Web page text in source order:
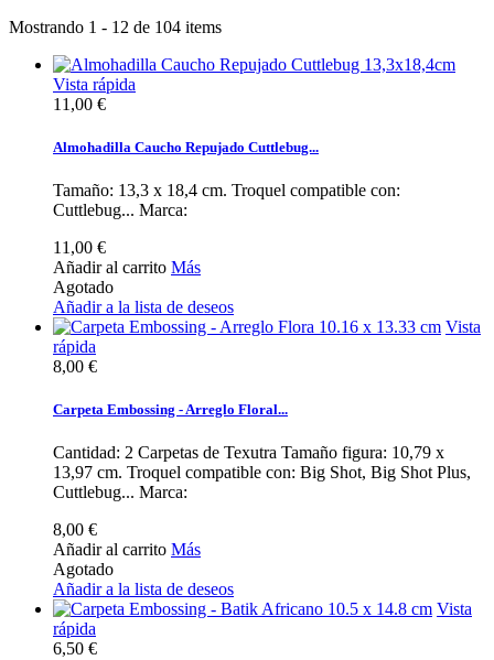
Mostrando 1 - 12 de 104 items
Vista rápida
11,00 €
Almohadilla Caucho Repujado Cuttlebug...
Tamaño: 13,3 x 18,4 cm. Troquel compatible con:
Cuttlebug... Marca:
11,00 €
Añadir al carrito Más
Agotado
Añadir a la lista de deseos
Vista
rápida
8,00 €
Carpeta Embossing - Arreglo Floral...
Cantidad: 2 Carpetas de Texutra Tamaño figura: 10,79 x
13,97 cm. Troquel compatible con: Big Shot, Big Shot Plus,
Cuttlebug... Marca:
8,00 €
Añadir al carrito Más
Agotado
Añadir a la lista de deseos
Vista
rápida
6,50 €